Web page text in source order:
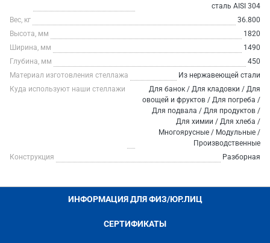
сталь AISI 304
Вес, кг
36.800
Высота, мм
1820
Ширина, мм
1490
Глубина, мм
450
Материал изготовления стеллажа
Из нержавеющей стали
Куда используют наши стеллажи
Для банок / Для кладовки / Для
овощей и фруктов / Для погреба /
Для подвала / Для продуктов /
Для химии / Для хлеба /
Многоярусные / Модульные /
Производственные
Конструкция
Разборная
ИНФОРМАЦИЯ ДЛЯ ФИЗ/ЮР.ЛИЦ
СЕРТИФИКАТЫ